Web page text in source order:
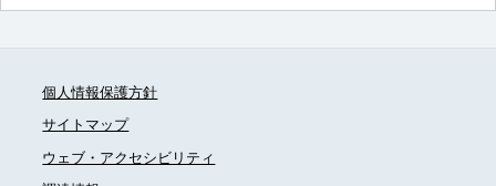
個人情報保護方針
サイトマップ
ウェブ・アクセシビリティ